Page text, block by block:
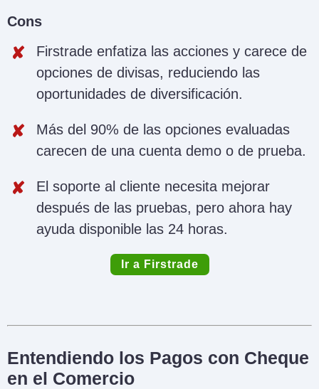
Cons
Firstrade enfatiza las acciones y carece de
opciones de divisas, reduciendo las
oportunidades de diversificación.
Más del 90% de las opciones evaluadas
carecen de una cuenta demo o de prueba.
El soporte al cliente necesita mejorar
después de las pruebas, pero ahora hay
ayuda disponible las 24 horas.
Ir a Firstrade
Entendiendo los Pagos con Cheque
en el Comercio